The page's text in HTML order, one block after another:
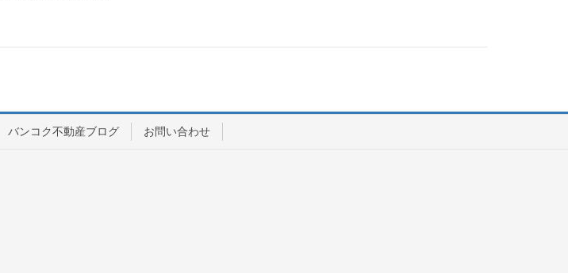
バンコク不動産ブログ お問い合わせ